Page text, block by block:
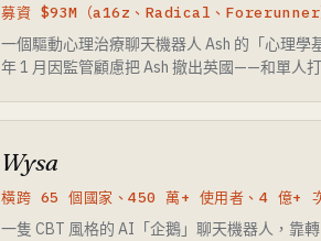
募資 $93M（a16z、Radical、
一個驅動心理治療聊天機器人 Ash 的「心理
年 1 月因監管顧慮把 Ash 撤出英國——和單人
Wysa
橫跨 65 個國家、450 萬+ 使用者、4 億+
一隻 CBT 風格的 AI「企鵝」聊天機器人，靠